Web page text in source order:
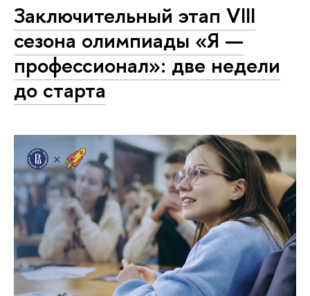
Заключительный этап VIII
сезона олимпиады «Я —
профессионал»: две недели
до старта